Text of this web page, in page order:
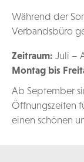
Während der
Verbandsbüro
Zeitraum: Juli –
Montag bis
Ab September
Öffnungszeiten
einen schönen